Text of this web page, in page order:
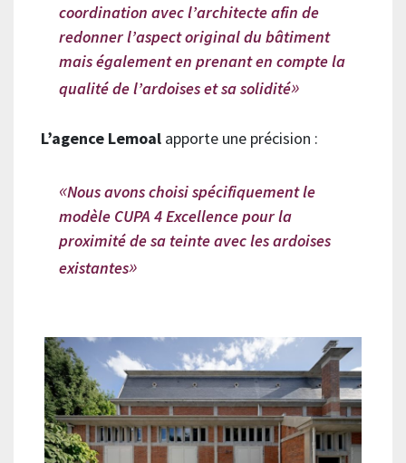
coordination avec l’architecte afin de
redonner l’aspect original du bâtiment
mais également en prenant en compte la
qualité de l’ardoises et sa solidité
L’agence Lemoal apporte une précision :
Nous avons choisi spécifiquement le
modèle CUPA 4 Excellence pour la
proximité de sa teinte avec les ardoises
existantes